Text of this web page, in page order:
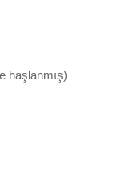
haşlanmış)